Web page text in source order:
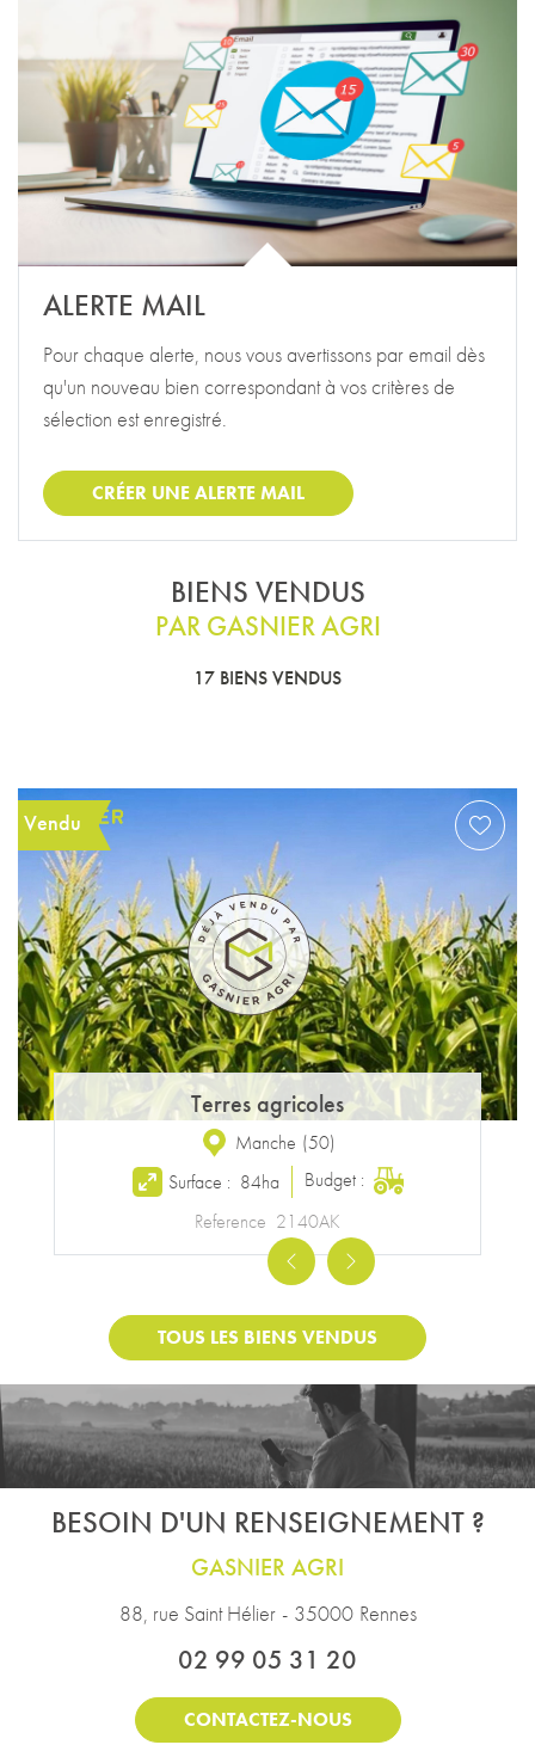
ALERTE MAIL
Pour chaque alerte, nous vous avertissons par email dès
qu'un nouveau bien correspondant à vos critères de
sélection est enregistré.
CRÉER UNE ALERTE MAIL
BIENS VENDUS
PAR GASNIER AGRI
17 BIENS VENDUS
Vendu
Terres agricoles
Manche (50)
Surface : 84ha
Budget :
Reference 2140AK
PreviousNext
TOUS LES BIENS VENDUS
BESOIN D'UN RENSEIGNEMENT ?
GASNIER AGRI
88, rue Saint Hélier - 35000 Rennes
02 99 05 31 20
CONTACTEZ-NOUS